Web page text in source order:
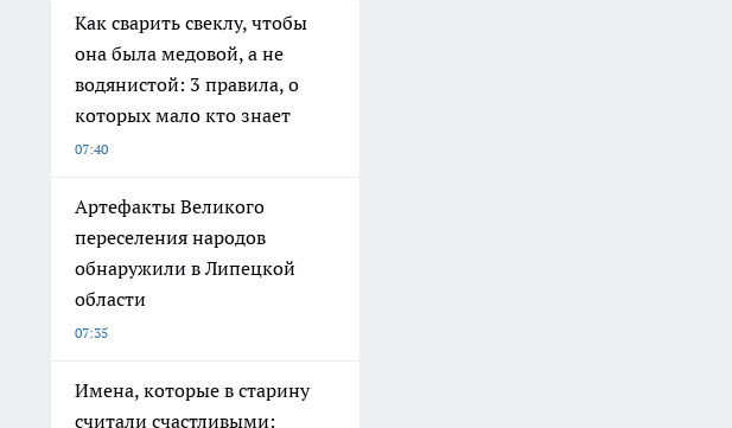
Как сварить свеклу, чтобы
она была медовой, а не
водянистой: 3 правила, о
которых мало кто знает
07:40
Артефакты Великого
переселения народов
обнаружили в Липецкой
области
07:35
Имена, которые в старину
считали счастливыми: